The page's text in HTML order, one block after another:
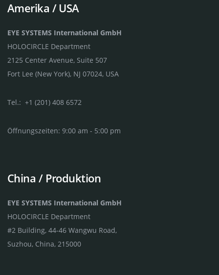
Amerika / USA
EYE SYSTEMS International GmbH
HOLOCIRCLE Department
2125 Center Avenue, Suite 507
Fort Lee (New York), NJ 07024, USA
Tel.: +1 (201) 408 6572
Öffnungszeiten: 9:00 am - 5:00 pm
China / Produktion
EYE SYSTEMS International GmbH
HOLOCIRCLE Department
#2 Building, 44-46 Wangwu Road,
Suzhou, China, 215000